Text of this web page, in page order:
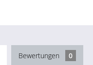
Bewertungen 0